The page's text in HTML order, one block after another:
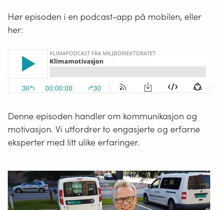
Hør episoden i en podcast-app på mobilen, eller
her:
Denne episoden handler om kommunikasjon og
motivasjon. Vi utfordrer to engasjerte og erfarne
eksperter med litt ulike erfaringer.